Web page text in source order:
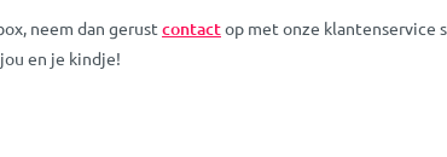
neem dan gerust contactop met onze klantenservice
en je kindje!